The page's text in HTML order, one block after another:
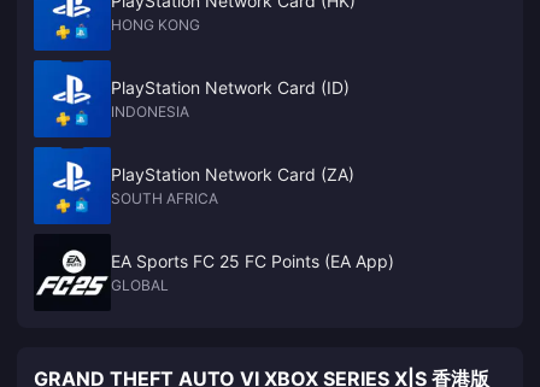
HONG KONG
PlayStation Network Card (ID)
INDONESIA
PlayStation Network Card (ZA)
SOUTH AFRICA
EA Sports FC 25 FC Points (EA App)
GLOBAL
GRAND THEFT AUTO VI XBOX SERIES X|S 香港版